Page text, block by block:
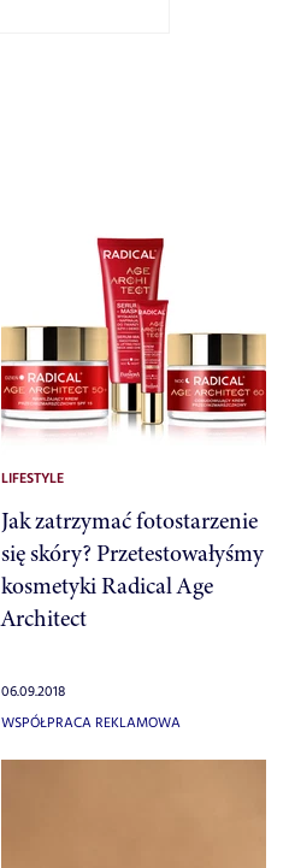
LIFESTYLE
Jak zatrzymać fotostarzenie
się skóry? Przetestowałyśmy
kosmetyki Radical Age
Architect
06.09.2018
WSPÓŁPRACA REKLAMOWA